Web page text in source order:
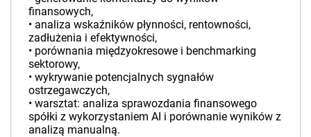
finansowych,
• analiza wskaźników płynności, rentowności,
zadłużenia i efektywności,
• porównania międzyokresowe i benchmarking
sektorowy,
• wykrywanie potencjalnych sygnałów
ostrzegawczych,
• warsztat: analiza sprawozdania finansowego
spółki z wykorzystaniem AI i porównanie wyników z
analizą manualną.